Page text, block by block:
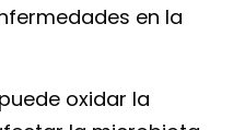
en la
puede oxidar la